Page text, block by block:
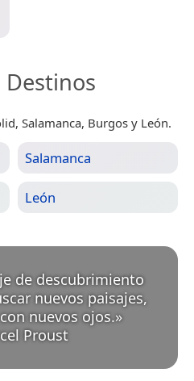
Destinos
Salamanca, Burgos y León.
Salamanca
León
de descubrimiento
nuevos paisajes,
nuevos ojos.
Proust